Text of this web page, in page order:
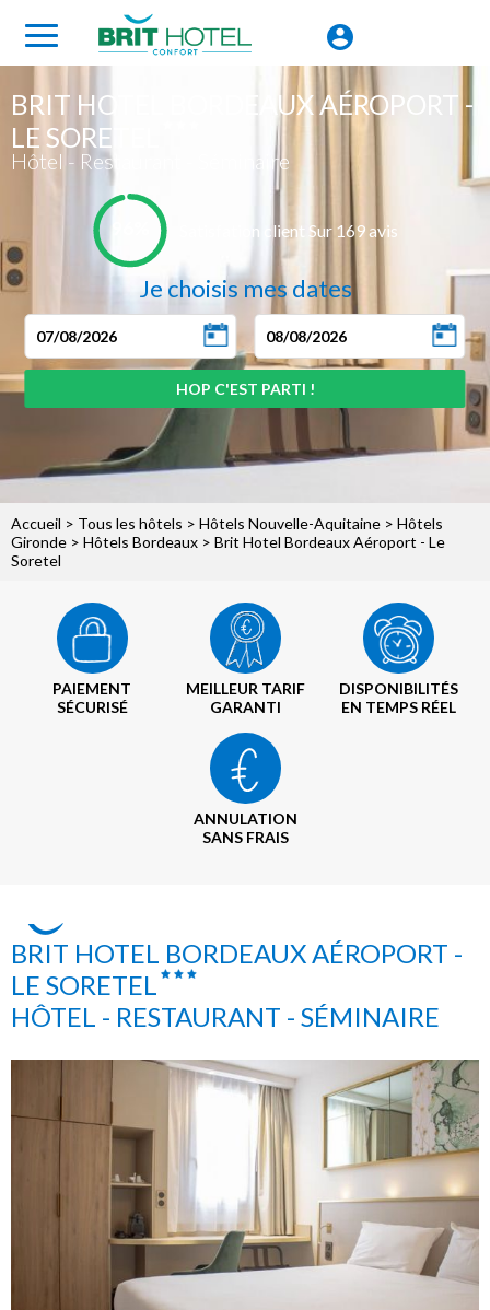
BRIT HOTEL BORDEAUX AÉROPORT -
LE SORETEL
Hôtel - Restaurant - Séminaire
Satisfation client Sur 169 avis
Je choisis mes dates
Accueil > Tous les hôtels > Hôtels Nouvelle-Aquitaine > Hôtels
Gironde > Hôtels Bordeaux > Brit Hotel Bordeaux Aéroport - Le
Soretel
PAIEMENT
SÉCURISÉ
MEILLEUR TARIF
GARANTI
DISPONIBILITÉS
EN TEMPS RÉEL
ANNULATION
SANS FRAIS
BRIT HOTEL BORDEAUX AÉROPORT -
LE SORETEL
HÔTEL - RESTAURANT - SÉMINAIRE